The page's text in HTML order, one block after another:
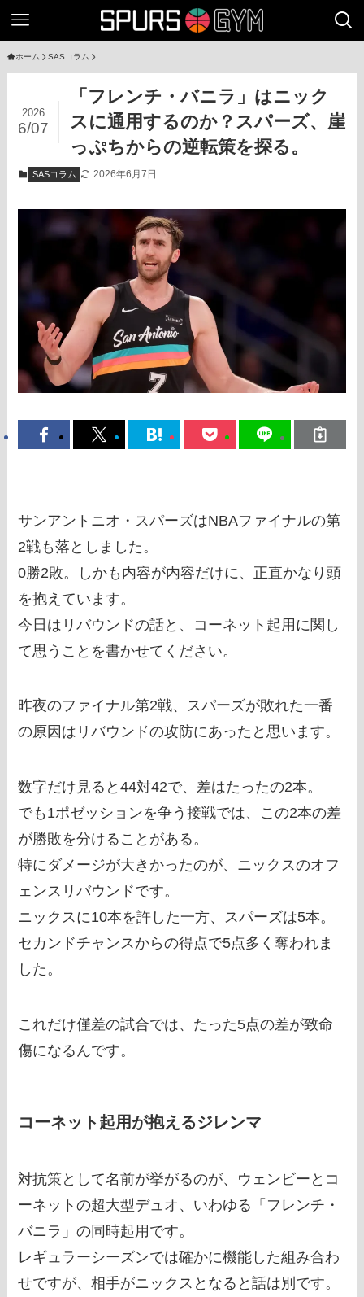
ホーム SASコラム
「フレンチ・バニラ」はニック
スに通用するのか？スパーズ、崖
っぷちからの逆転策を探る。
2026
6/07
SASコラム 2026年6月7日
サンアントニオ・スパーズはNBAファイナルの第
2戦も落としました。
0勝2敗。しかも内容が内容だけに、正直かなり頭
を抱えています。
今日はリバウンドの話と、コーネット起用に関し
て思うことを書かせてください。
昨夜のファイナル第2戦、スパーズが敗れた一番
の原因はリバウンドの攻防にあったと思います。
数字だけ見ると44対42で、差はたったの2本。
でも1ポゼッションを争う接戦では、この2本の差
が勝敗を分けることがある。
特にダメージが大きかったのが、ニックスのオフ
ェンスリバウンドです。
ニックスに10本を許した一方、スパーズは5本。
セカンドチャンスからの得点で5点多く奪われま
した。
これだけ僅差の試合では、たった5点の差が致命
傷になるんです。
コーネット起用が抱えるジレンマ
対抗策として名前が挙がるのが、ウェンビーとコ
ーネットの超大型デュオ、いわゆる「フレンチ・
バニラ」の同時起用です。
レギュラーシーズンでは確かに機能した組み合わ
せですが、相手がニックスとなると話は別です。